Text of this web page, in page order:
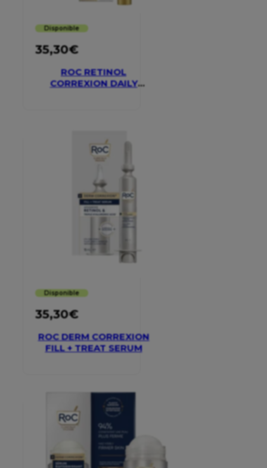
Disponible
35,30€
ROC RETINOL
CORREXION DAILY
Disponible
35,30€
ROC DERM CORREXION
FILL + TREAT SERUM